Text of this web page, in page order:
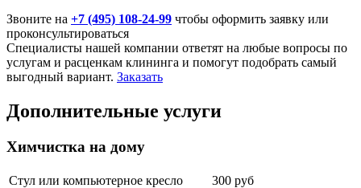
Звоните на +7 (495) 108-24-99 чтобы оформить заявку или
проконсультироваться
Специалисты нашей компании ответят на любые вопросы по
услугам и расценкам клининга и помогут подобрать самый
выгодный вариант. Заказать
Дополнительные услуги
Химчистка на дому
Стул или компьютерное кресло
300 руб